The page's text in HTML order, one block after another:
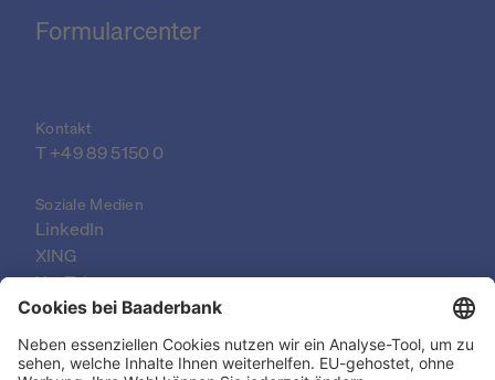
Formularcenter
Kontakt
T +49 89 5150 0
Soziale Medien
LinkedIn
XING
YouTube